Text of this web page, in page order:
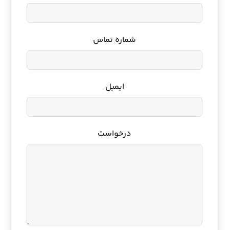
شماره تماس
ایمیل
درخواست